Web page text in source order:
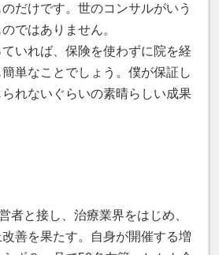
だけです。世のコンサルがいう
ではありません。
いれば、保険を使わずに院を経
単なことでしょう。僕が保証し
れないぐらいの素晴らしい成果
者と接し、治療業界をはじめ、
善を果たす。自身が開催する増